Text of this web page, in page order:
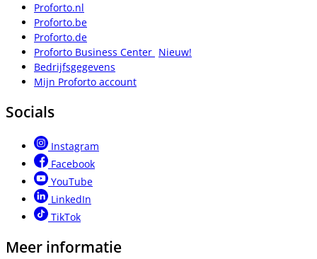
Proforto.nl
Proforto.be
Proforto.de
Proforto Business Center Nieuw!
Bedrijfsgegevens
Mijn Proforto account
Socials
Instagram
Facebook
YouTube
LinkedIn
TikTok
Meer informatie